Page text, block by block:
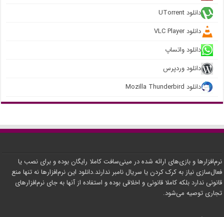
دانلود UTorrent
دانلود VLC Player
دانلود واتساپ
دانلود وردپرس
دانلود Mozilla Thunderbird
نرم‌افزارها و بازی‌های ارائه شده در مینی‌سافت کاملا رایگان بوده و برای نصب یا
فعال‌سازی نیاز به کرک کردن یا سریال نامبر ندارند.دانلود این نرم‌افزارها نه تنها منع
قانونی ندارد بلکه کاملا قانونی و اخلاقی بوده و استفاده از آنها به جای نرم‌افزارهای
تجاری توصیه می‌شود.